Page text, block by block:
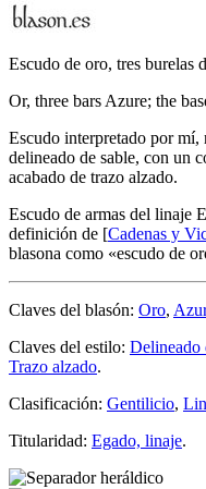
Escudo de oro, tres burelas
Or, three bars Azure; the
Escudo interpretado por mí,
delineado de sable, con un
acabado de trazo alzado.
Escudo de armas del linaje
definición de [Cadenas y
blasona como «escudo de
Claves del blasón: Oro, Azur
Claves del estilo: Delineado
Trazo alzado.
Clasificación: Gentilicio,
Titularidad: Egado, linaje.